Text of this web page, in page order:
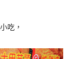
吃，